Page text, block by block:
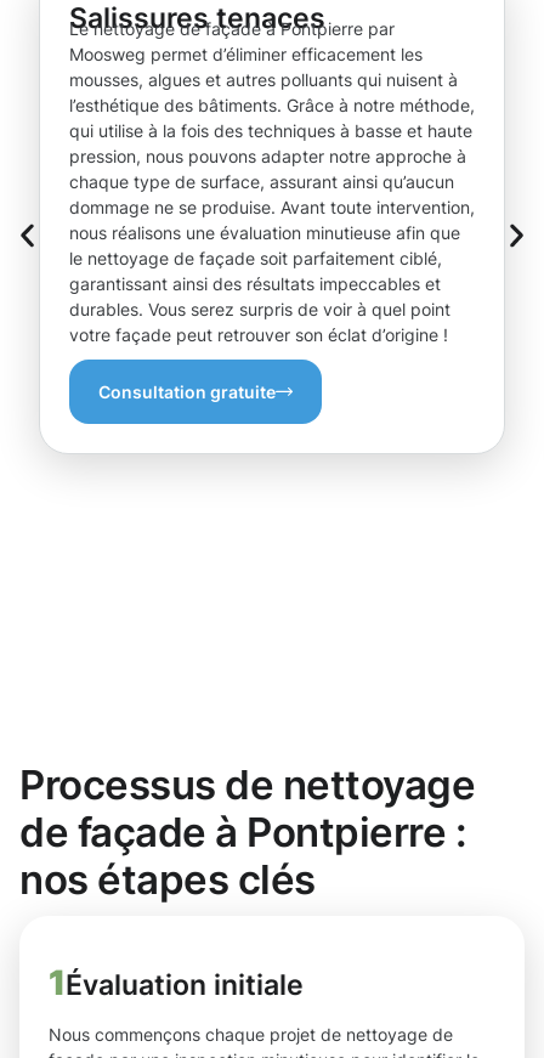
Salissures tenaces
Le nettoyage de façade à Pontpierre par
Moosweg permet d’éliminer efficacement les
mousses, algues et autres polluants qui nuisent à
l’esthétique des bâtiments. Grâce à notre méthode,
qui utilise à la fois des techniques à basse et haute
pression, nous pouvons adapter notre approche à
chaque type de surface, assurant ainsi qu’aucun
dommage ne se produise. Avant toute intervention,
nous réalisons une évaluation minutieuse afin que
le nettoyage de façade soit parfaitement ciblé,
garantissant ainsi des résultats impeccables et
durables. Vous serez surpris de voir à quel point
votre façade peut retrouver son éclat d’origine !
Consultation gratuite
Processus de nettoyage
de façade à Pontpierre :
nos étapes clés
1Évaluation initiale
Nous commençons chaque projet de nettoyage de